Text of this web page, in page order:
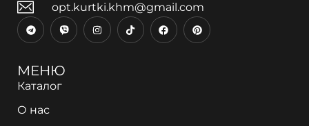
opt.kurtki.khm@gmail.com
МЕНЮ
Каталог
О нас